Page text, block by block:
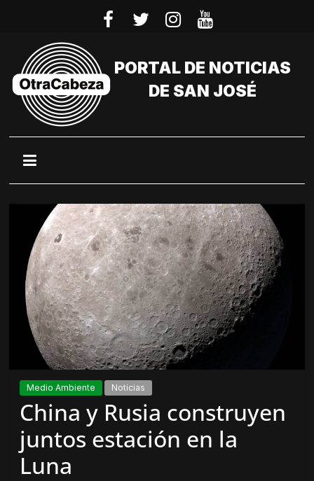
PORTAL DE NOTICIAS
DE SAN JOSÉ
Medio Ambiente Noticias
China y Rusia construyen
juntos estación en la
Luna